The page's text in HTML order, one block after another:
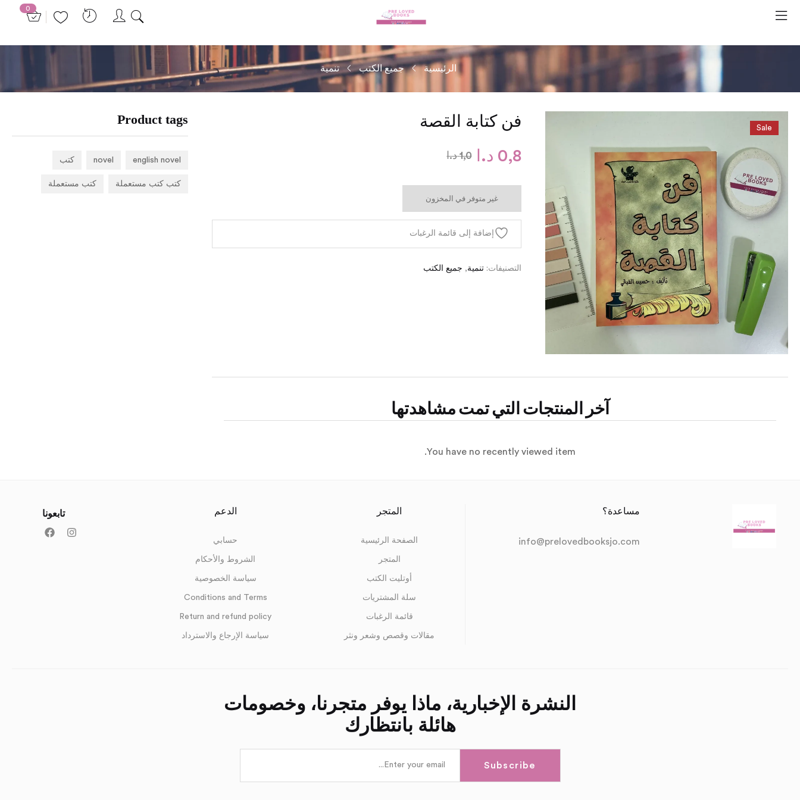
0
الرئيسية جميع الكتب تنمية
Product tags
english novel
novel كتب
كتب كتب مستعملة كتب مستعملة
د.ا غير متوفر في المخزون
Sale فن كتابة القصة
0,8 د.ا 1,0 د.ا
غير متوفر في المخزون
إضافة إلى قائمة الرغبات
التصنيفات: تنمية, جميع الكتب
آخر المنتجات التي تمت مشاهدتها
You have no recently viewed item.
مساعدة؟
info@prelovedbooksjo.com
المتجر
الصفحة الرئيسية
المتجر
أوتليت الكتب
سلة المشتريات
قائمة الرغبات
مقالات وقصص وشعر ونثر
الدعم
حسابي
الشروط والأحكام
سياسة الخصوصية
Conditions and Terms
Return and refund policy
سياسة الإرجاع والاسترداد
تابعونا
النشرة الإخبارية، ماذا يوفر متجرنا، وخصومات
هائلة بانتظارك
Subscribe